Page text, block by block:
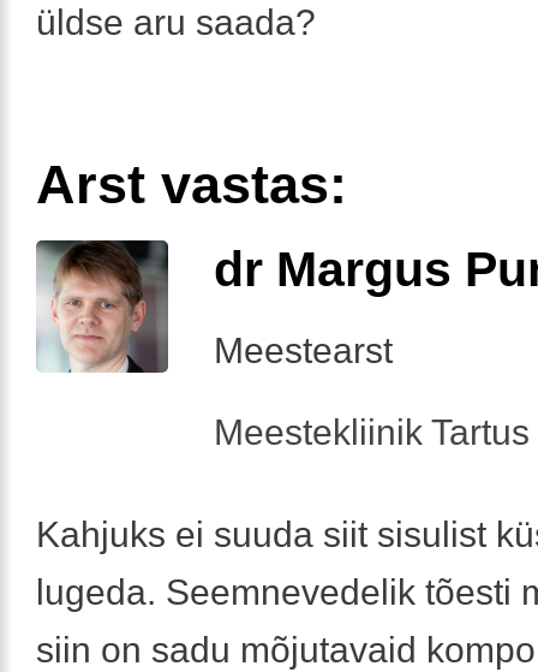
üldse aru saada?
Arst vastas:
dr Margus
Meestearst
Meestekliinik
Kahjuks ei suuda siit sisulist
lugeda. Seemnevedelik tõesti
siin on sadu mõjutavaid